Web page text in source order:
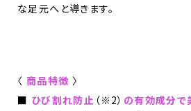
な足元へと導きます。
〈 商品特徴 〉
■ ひび割れ防止 （※2） の有効成分で